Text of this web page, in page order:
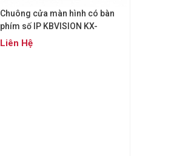
Chuông cửa màn hình có bàn
phím số IP KBVISION KX-
VDP03GN
Liên Hệ